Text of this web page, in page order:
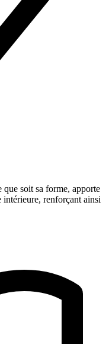
que soit sa forme, apporte
renforçant ainsi